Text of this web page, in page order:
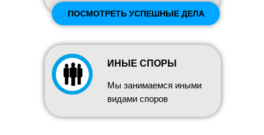
ИНЫЕ СПОРЫ
Мы занимаемся иными
видами споров
ПОСМОТРЕТЬ УСПЕШНЫЕ ДЕЛА